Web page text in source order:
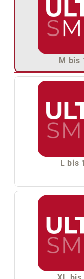
M bis
L bis